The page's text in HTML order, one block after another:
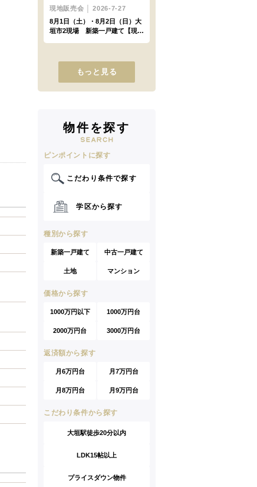
もっと見る
物件を探す
ピンポイントに探す
こだわり条件で探す
学区から探す
種別から探す
新築一戸建て 中古一戸建て
土地 マンション
価格から探す
1000万円以下 1000万円台
2000万円台 3000万円台
返済額から探す
月6万円台 月7万円台
月8万円台 月9万円台
こだわり条件から探す
大垣駅徒歩20分以内
LDK15帖以上
プライスダウン物件